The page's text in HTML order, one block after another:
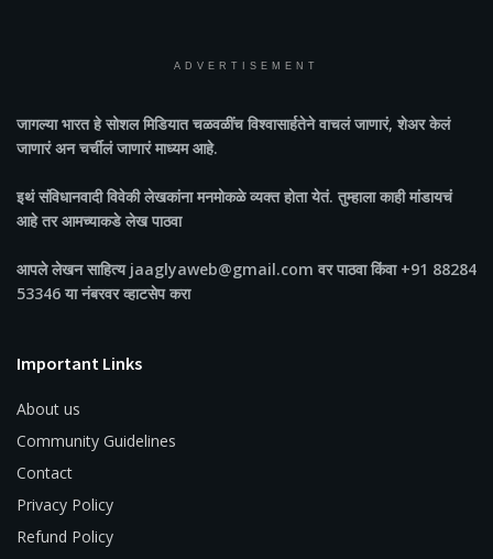
ADVERTISEMENT
जागल्या भारतहे सोशल मिडियात चळवळींच विश्वासार्हतेने वाचलं जाणारं, शेअर केलं
जाणारं अन चर्चीलं जाणारं माध्यम आहे.
इथं संविधानवादी विवेकी लेखकांना मनमोकळे व्यक्त होता येतं. तुम्हाला काही मांडायचं
आहे तर आमच्याकडे लेख पाठवा
आपले लेखन साहित्य jaaglyaweb@gmail.com वर पाठवा किंवा +91 88284
53346 या नंबरवर व्हाटसेप करा
Important Links
About us
Community Guidelines
Contact
Privacy Policy
Refund Policy